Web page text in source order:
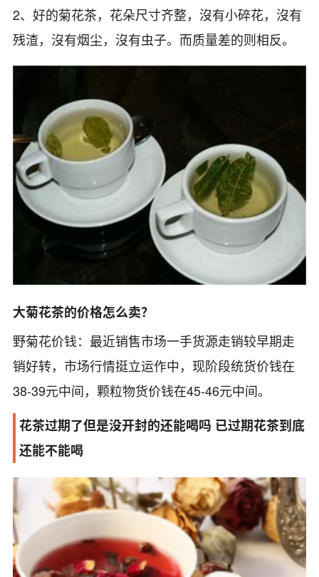
2、好的菊花茶，花朵尺寸齐整，沒有小碎花，沒有
残渣，沒有烟尘，沒有虫子。而质量差的则相反。
大菊花茶的价格怎么卖？
野菊花价钱：最近销售市场一手货源走销较早期走
销好转，市场行情挺立运作中，现阶段统货价钱在
38-39元中间，颗粒物货价钱在45-46元中间。
花茶过期了但是没开封的还能喝吗 已过期花茶到底
还能不能喝